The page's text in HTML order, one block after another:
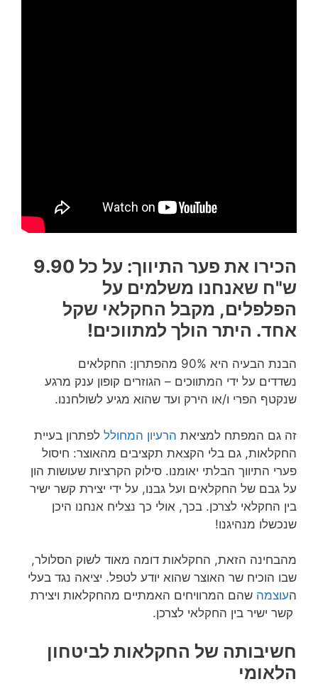
הכירו את פער התיווך: על כל 9.90
ש"ח שאנחנו משלמים על
הפלפלים, מקבל החקלאי שקל
אחד. היתר הולך למתווכים!
הבנת הבעיה היא 90% מהפתרון: החקלאים
נשדדים על ידי המתווכים – הגוזרים קופון ענק מרגע
שנקטף הפרי ו/או הירק ועד שהוא מגיע לשולחננו.
זה גם המפתח למציאת הרעיון המחולל לפתרון בעיית
החקלאות, גם בלי הקצאת תקציבים מהאוצר: חיסול
פערי התיווך הבלתי יאומנו. סילוק הקרציות שעושות הון
על גבם של החקלאים ועל גבנו, על ידי יצירת קשר ישיר
בין החקלאי לצרכן. בכך, אולי כך נצליח אנחנו היכן
שנכשלו מנהיגנו!
מהבחינה הזאת, החקלאות דומה מאוד לשוק הסלולר,
שבו הוכיח שר האוצר שהוא יודע לטפל. יציאה נגד בעלי
העוצמה שהם המרוויחים האמתיים מהחקלאות ויצירת
קשר ישיר בין החקלאי לצרכן.
חשיבותה של החקלאות לביטחון
הלאומי